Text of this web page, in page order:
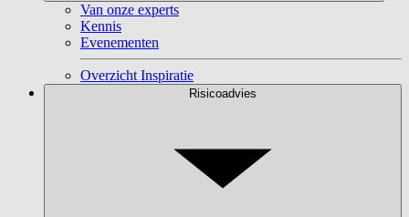
Van onze experts
Kennis
Evenementen
Overzicht Inspiratie
Risicoadvies